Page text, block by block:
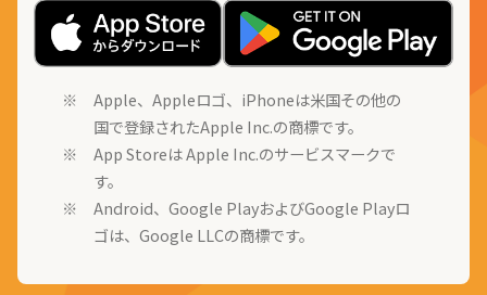
Apple、Appleロゴ、iPhoneは米国その他の
国で登録されたApple Inc.の商標です。
App Storeは Apple Inc.のサービスマークで
す。
Android、Google PlayおよびGoogle Playロ
ゴは、Google LLCの商標です。